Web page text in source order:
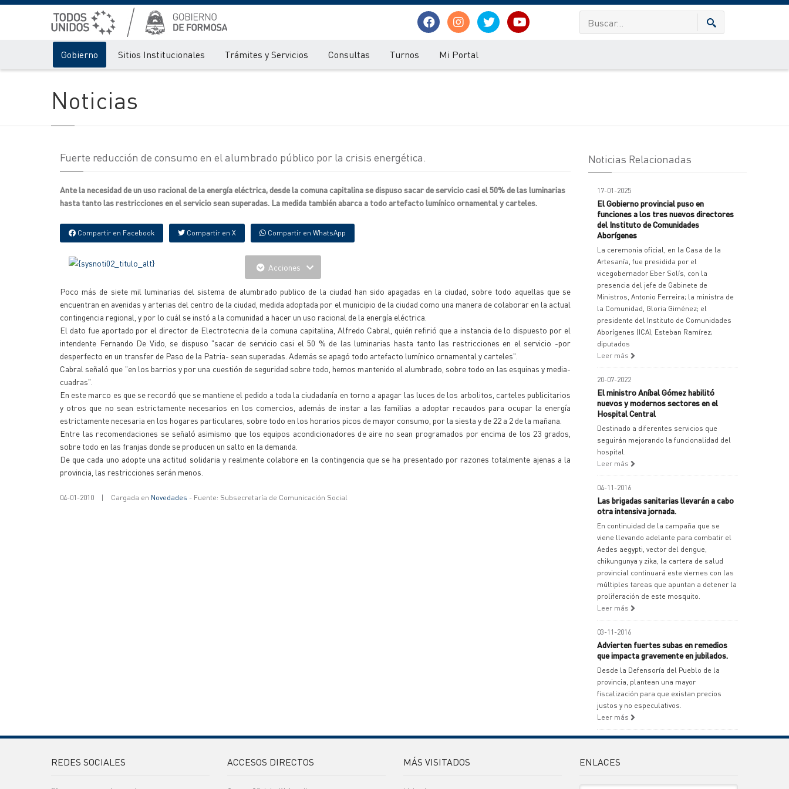
Gobierno Sitios Institucionales Trámites y Servicios Consultas Turnos Mi Portal
Noticias
Fuerte reducción de consumo en el alumbrado público por la crisis energética.
Ante la necesidad de un uso racional de la energía eléctrica, desde la comuna capitalina se dispuso sacar de servicio casi el 50% de las luminarias
hasta tanto las restricciones en el servicio sean superadas. La medida también abarca a todo artefacto lumínico ornamental y carteles.
Compartir en Facebook Compartir en X Compartir en WhatsApp
Acciones
Poco más de siete mil luminarias del sistema de alumbrado publico de la ciudad han sido apagadas en la ciudad, sobre todo aquellas que se
encuentran en avenidas y arterias del centro de la ciudad, medida adoptada por el municipio de la ciudad como una manera de colaborar en la actual
contingencia regional, y por lo cuál se instó a la comunidad a hacer un uso racional de la energía eléctrica.
El dato fue aportado por el director de Electrotecnia de la comuna capitalina, Alfredo Cabral, quién refirió que a instancia de lo dispuesto por el
intendente Fernando De Vido, se dispuso "sacar de servicio casi el 50 % de las luminarias hasta tanto las restricciones en el servicio -por
desperfecto en un transfer de Paso de la Patria- sean superadas. Además se apagó todo artefacto lumínico ornamental y carteles".
Cabral señaló que "en los barrios y por una cuestión de seguridad sobre todo, hemos mantenido el alumbrado, sobre todo en las esquinas y media-
cuadras".
En este marco es que se recordó que se mantiene el pedido a toda la ciudadanía en torno a apagar las luces de los arbolitos, carteles publicitarios
y otros que no sean estrictamente necesarios en los comercios, además de instar a las familias a adoptar recaudos para ocupar la energía
estrictamente necesaria en los hogares particulares, sobre todo en los horarios picos de mayor consumo, por la siesta y de 22 a 2 de la mañana.
Entre las recomendaciones se señaló asimismo que los equipos acondicionadores de aire no sean programados por encima de los 23 grados,
sobre todo en las franjas donde se producen un salto en la demanda.
De que cada uno adopte una actitud solidaria y realmente colabore en la contingencia que se ha presentado por razones totalmente ajenas a la
provincia, las restricciones serán menos.
04-01-2010 | Cargada en Novedades - Fuente: Subsecretaría de Comunicación Social
Noticias Relacionadas
17-01-2025
El Gobierno provincial puso en
funciones a los tres nuevos directores
del Instituto de Comunidades
Aborígenes
La ceremonia oficial, en la Casa de la
Artesanía, fue presidida por el
vicegobernador Eber Solís, con la
presencia del jefe de Gabinete de
Ministros, Antonio Ferreira; la ministra de
la Comunidad, Gloria Giménez; el
presidente del Instituto de Comunidades
Aborígenes (ICA), Esteban Ramírez;
diputados
Leer más
20-07-2022
El ministro Aníbal Gómez habilitó
nuevos y modernos sectores en el
Hospital Central
Destinado a diferentes servicios que
seguirán mejorando la funcionalidad del
hospital.
Leer más
04-11-2016
Las brigadas sanitarias llevarán a cabo
otra intensiva jornada.
En continuidad de la campaña que se
viene llevando adelante para combatir el
Aedes aegypti, vector del dengue,
chikungunya y zika, la cartera de salud
provincial continuará este viernes con las
múltiples tareas que apuntan a detener la
proliferación de este mosquito.
Leer más
03-11-2016
Advierten fuertes subas en remedios
que impacta gravemente en jubilados.
Desde la Defensoría del Pueblo de la
provincia, plantean una mayor
fiscalización para que existan precios
justos y no especulativos.
Leer más
REDES SOCIALES ACCESOS DIRECTOS MÁS VISITADOS ENLACES